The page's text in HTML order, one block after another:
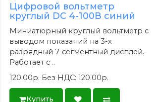
Цифровой вольтметр
круглый DC 4-100В синий
Миниатюрный круглый вольтметр с
выводом показаний на 3-х
разрядный 7-сегментный дисплей.
Работает с ..
120.00р. Без НДС: 120.00р.
Купить